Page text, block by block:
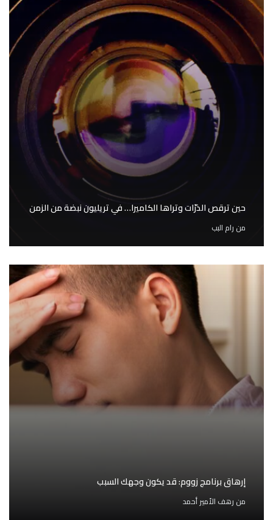
حين ترقص الذرّات وتراها الكاميرا… في تريليون نبضة من الزمن
من رام البب
إرهاق برنامج زووم: قد يكون وجهك السبب
من رهف الأمير أحمد